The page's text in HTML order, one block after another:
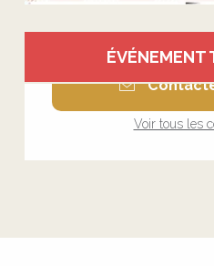
Ouverture
ÉVÉNEMENT
Voir tous les